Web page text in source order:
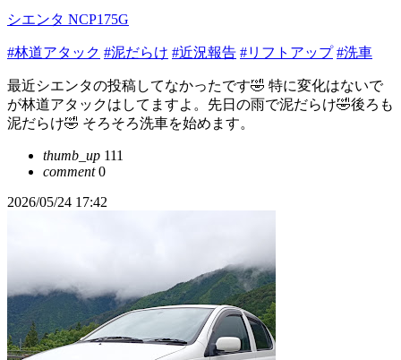
シエンタ NCP175G
#林道アタック #泥だらけ #近況報告 #リフトアップ #洗車
最近シエンタの投稿してなかったです🤣 特に変化はないで
が林道アタックはしてますよ。先日の雨で泥だらけ🤣後ろも
泥だらけ🤣 そろそろ洗車を始めます。
thumb_up 111
comment0
2026/05/24 17:42